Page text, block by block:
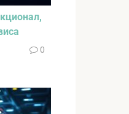
0